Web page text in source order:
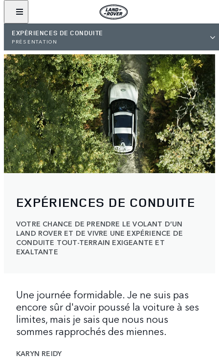
EXPÉRIENCES DE CONDUITE
PRÉSENTATION
EXPÉRIENCES DE CONDUITE
VOTRE CHANCE DE PRENDRE LE VOLANT D’UN
LAND ROVER ET DE VIVRE UNE EXPÉRIENCE DE
CONDUITE TOUT-TERRAIN EXIGEANTE ET
EXALTANTE
Une journée formidable. Je ne suis pas
encore sûr d'avoir poussé la voiture à ses
limites, mais je sais que nous nous
sommes rapprochés des miennes.
KARYN REIDY